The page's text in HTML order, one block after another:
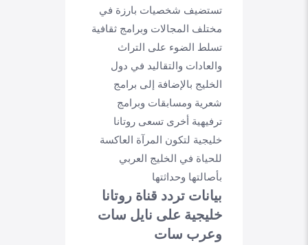
تستضيف شخصيات بارزة في
مختلف المجالات وبرامج ثقافية
تسلط الضوء على التراث
والعادات والتقاليد في دول
الخليج بالإضافة إلى برامج
شعرية ومسابقات وبرامج
ترفيهية أخرى تسعى روتانا
خليجية لتكون المرآة العاكسة
للحياة في الخليج العربي
بأصالتها وحداثتها
بيانات تردد قناة روتانا
خليجية على نايل سات
وعرب سات